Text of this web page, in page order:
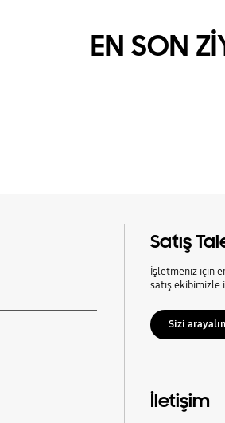
EN SON
Satış
İşletmeniz için
satış ekibimizle
Sizi
İletişim